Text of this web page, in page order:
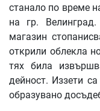
станало по време
на гр.
магазин
открили облекла
тях била
дейност. Иззети
образувано